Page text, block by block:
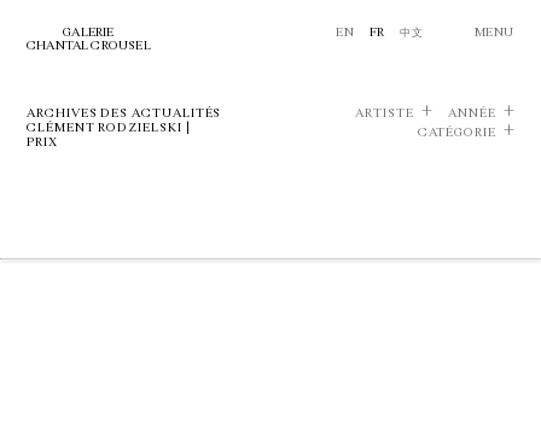
GALERIE
CHANTAL CROUSEL
EN FR 中文 MENU
ARCHIVES DES ACTUALITÉS
CLÉMENT RODZIELSKI |
PRIX
ARTISTE
ANNÉE
CATÉGORIE